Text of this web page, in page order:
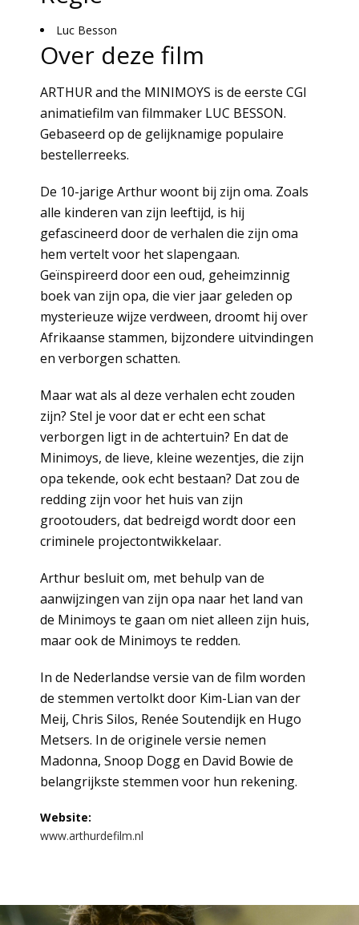
Luc Besson
Over deze film
ARTHUR and the MINIMOYS is de eerste CGI
animatiefilm van filmmaker LUC BESSON.
Gebaseerd op de gelijknamige populaire
bestellerreeks.
De 10-jarige Arthur woont bij zijn oma. Zoals
alle kinderen van zijn leeftijd, is hij
gefascineerd door de verhalen die zijn oma
hem vertelt voor het slapengaan.
Geïnspireerd door een oud, geheimzinnig
boek van zijn opa, die vier jaar geleden op
mysterieuze wijze verdween, droomt hij over
Afrikaanse stammen, bijzondere uitvindingen
en verborgen schatten.
Maar wat als al deze verhalen echt zouden
zijn? Stel je voor dat er echt een schat
verborgen ligt in de achtertuin? En dat de
Minimoys, de lieve, kleine wezentjes, die zijn
opa tekende, ook echt bestaan? Dat zou de
redding zijn voor het huis van zijn
grootouders, dat bedreigd wordt door een
criminele projectontwikkelaar.
Arthur besluit om, met behulp van de
aanwijzingen van zijn opa naar het land van
de Minimoys te gaan om niet alleen zijn huis,
maar ook de Minimoys te redden.
In de Nederlandse versie van de film worden
de stemmen vertolkt door Kim-Lian van der
Meij, Chris Silos, Renée Soutendijk en Hugo
Metsers. In de originele versie nemen
Madonna, Snoop Dogg en David Bowie de
belangrijkste stemmen voor hun rekening.
Website:
www.arthurdefilm.nl